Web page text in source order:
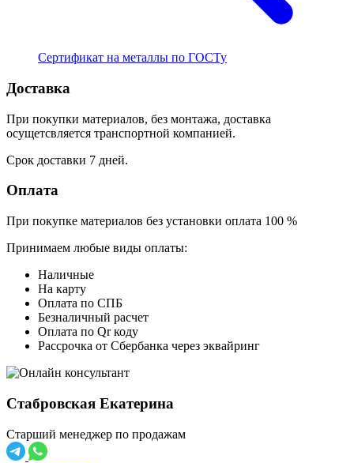
Сертификат на металлы по ГОСТу
Доставка
При покупки материалов, без монтажа, доставка
осущетсвляется транспортной компанией.
Срок доставки 7 дней.
Оплата
При покупке материалов без установки оплата 100 %
Принимаем любые виды оплаты:
Наличные
На карту
Оплата по СПБ
Безналичный расчет
Оплата по Qr коду
Рассрочка от Сбербанка через эквайринг
Стабровская Екатерина
Старший менеджер по продажам